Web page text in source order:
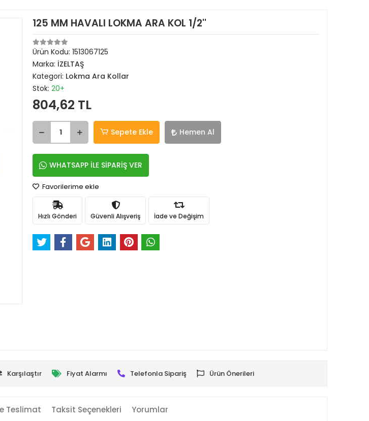
125 MM HAVALI LOKMA ARA KOL 1/2''
Ürün Kodu: 1513067125
Marka: İZELTAŞ
Kategori: Lokma Ara Kollar
Stok: 20+
804,62 TL
Sepete Ekle Hemen Al
WHATSAPP İLE SİPARİŞ VER
Favorilerime ekle
Hızlı Gönderi Güvenli Alışveriş İade ve Değişim
Karşılaştır Fiyat Alarmı Telefonla Sipariş Ürün Önerileri
Teslimat Taksit Seçenekleri Yorumlar